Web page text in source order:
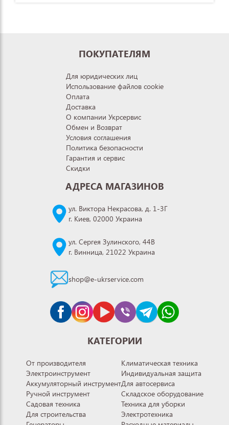
ПОКУПАТЕЛЯМ
Для юридических лиц
Использование файлов cookie
Оплата
Доставка
О компании Укрсервис
Обмен и Возврат
Условия соглашения
Политика безопасности
Гарантия и сервис
Скидки
АДРЕСА МАГАЗИНОВ
ул. Виктора Некрасова, д. 1-3Г
г. Киев, 02000 Украина
ул. Сергея Зулинского, 44В
г. Винница, 21022 Украина
shop@e-ukrservice.com
КАТЕГОРИИ
От производителя
Электроинструмент
Аккумуляторный инструмент
Ручной инструмент
Садовая техника
Для строительства
Климатическая техника
Индивидуальная защита
Для автосервиса
Складское оборудование
Техника для уборки
Электротехника